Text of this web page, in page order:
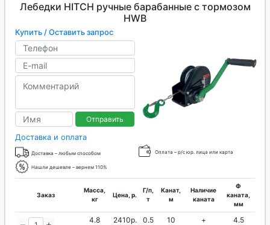
Лебедки HITCH ручные барабанные с тормозом
HWB
Купить / Оставить запрос
Отправить
Доставка и оплата
Доставка – любым способом Оплата – р/с юр. лица или карта
Нашли дешевле – вернем 110%
Заказ
Масса,
кг
Цена, р.
Г/п,
т
Канат,
м
Наличие
каната
Ф
каната,
мм
4.8 2410р. 0.5 10 + 4.5